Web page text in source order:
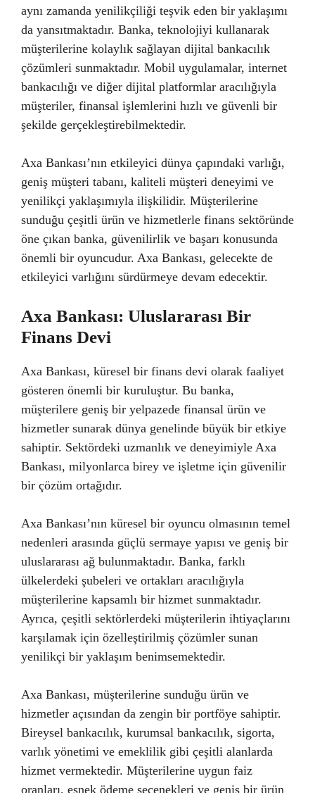
aynı zamanda yenilikçiliği teşvik eden bir yaklaşımı
da yansıtmaktadır. Banka, teknolojiyi kullanarak
müşterilerine kolaylık sağlayan dijital bankacılık
çözümleri sunmaktadır. Mobil uygulamalar, internet
bankacılığı ve diğer dijital platformlar aracılığıyla
müşteriler, finansal işlemlerini hızlı ve güvenli bir
şekilde gerçekleştirebilmektedir.
Axa Bankası’nın etkileyici dünya çapındaki varlığı,
geniş müşteri tabanı, kaliteli müşteri deneyimi ve
yenilikçi yaklaşımıyla ilişkilidir. Müşterilerine
sunduğu çeşitli ürün ve hizmetlerle finans sektöründe
öne çıkan banka, güvenilirlik ve başarı konusunda
önemli bir oyuncudur. Axa Bankası, gelecekte de
etkileyici varlığını sürdürmeye devam edecektir.
Axa Bankası: Uluslararası Bir
Finans Devi
Axa Bankası, küresel bir finans devi olarak faaliyet
gösteren önemli bir kuruluştur. Bu banka,
müşterilere geniş bir yelpazede finansal ürün ve
hizmetler sunarak dünya genelinde büyük bir etkiye
sahiptir. Sektördeki uzmanlık ve deneyimiyle Axa
Bankası, milyonlarca birey ve işletme için güvenilir
bir çözüm ortağıdır.
Axa Bankası’nın küresel bir oyuncu olmasının temel
nedenleri arasında güçlü sermaye yapısı ve geniş bir
uluslararası ağ bulunmaktadır. Banka, farklı
ülkelerdeki şubeleri ve ortakları aracılığıyla
müşterilerine kapsamlı bir hizmet sunmaktadır.
Ayrıca, çeşitli sektörlerdeki müşterilerin ihtiyaçlarını
karşılamak için özelleştirilmiş çözümler sunan
yenilikçi bir yaklaşım benimsemektedir.
Axa Bankası, müşterilerine sunduğu ürün ve
hizmetler açısından da zengin bir portföye sahiptir.
Bireysel bankacılık, kurumsal bankacılık, sigorta,
varlık yönetimi ve emeklilik gibi çeşitli alanlarda
hizmet vermektedir. Müşterilerine uygun faiz
oranları, esnek ödeme seçenekleri ve geniş bir ürün